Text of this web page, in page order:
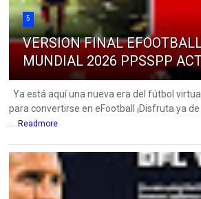
5
VERSION FINAL
MUNDIAL 2026 PPSSPP
Ya está aquí una nueva era del fútbol
para convertirse en eFootball ¡Disfruta ya
... Readmore